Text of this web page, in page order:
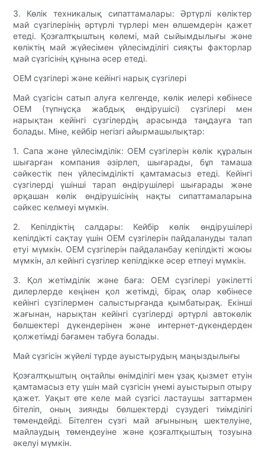
3. Көлік техникалық сипаттамалары: Әртүрлі көліктер
май сүзгілерінің әртүрлі түрлері мен өлшемдерін қажет
етеді. Қозғалтқыштың көлемі, май сыйымдылығы және
көліктің май жүйесімен үйлесімділігі сияқты факторлар
май сүзгісінің құнына әсер етеді.
OEM сүзгілері және кейінгі нарық сүзгілері
Май сүзгісін сатып алуға келгенде, көлік иелері көбінесе
OEM (түпнұсқа жабдық өндірушісі) сүзгілері мен
нарықтан кейінгі сүзгілердің арасында таңдауға тап
болады. Міне, кейбір негізгі айырмашылықтар:
1. Сапа және үйлесімділік: OEM сүзгілерін көлік құралын
шығарған компания әзірлеп, шығарады, бұл тамаша
сәйкестік пен үйлесімділікті қамтамасыз етеді. Кейінгі
сүзгілерді үшінші тарап өндірушілері шығарады және
әрқашан көлік өндірушісінің нақты сипаттамаларына
сәйкес келмеуі мүмкін.
2. Кепілдіктің салдары: Кейбір көлік өндірушілері
кепілдікті сақтау үшін OEM сүзгілерін пайдалануды талап
етуі мүмкін. OEM сүзгілерін пайдаланбау кепілдікті жоюы
мүмкін, ал кейінгі сүзгілер кепілдікке әсер етпеуі мүмкін.
3. Қол жетімділік және баға: OEM сүзгілері уәкілетті
дилерлерде кеңінен қол жетімді, бірақ олар көбінесе
кейінгі сүзгілермен салыстырғанда қымбатырақ. Екінші
жағынан, нарықтан кейінгі сүзгілерді әртүрлі автокөлік
бөлшектері дүкендерінен және интернет-дүкендерден
қолжетімді бағамен табуға болады.
Май сүзгісін жүйелі түрде ауыстырудың маңыздылығы
Қозғалтқыштың оңтайлы өнімділігі мен ұзақ қызмет етуін
қамтамасыз ету үшін май сүзгісін үнемі ауыстырып отыру
қажет. Уақыт өте келе май сүзгісі ластаушы заттармен
бітеліп, оның зиянды бөлшектерді сүзудегі тиімділігі
төмендейді. Бітелген сүзгі май ағынының шектелуіне,
майлаудың төмендеуіне және қозғалтқыштың тозуына
әкелуі мүмкін.